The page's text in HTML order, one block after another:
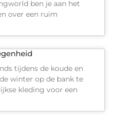
ben je aan het
over een ruim
tijdens de koude en
winter op de bank te
kleding voor een